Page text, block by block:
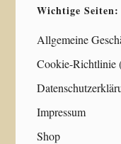
Wichtige Seiten:
Allgemeine
Cookie-Richtlinie
Impressum
Shop